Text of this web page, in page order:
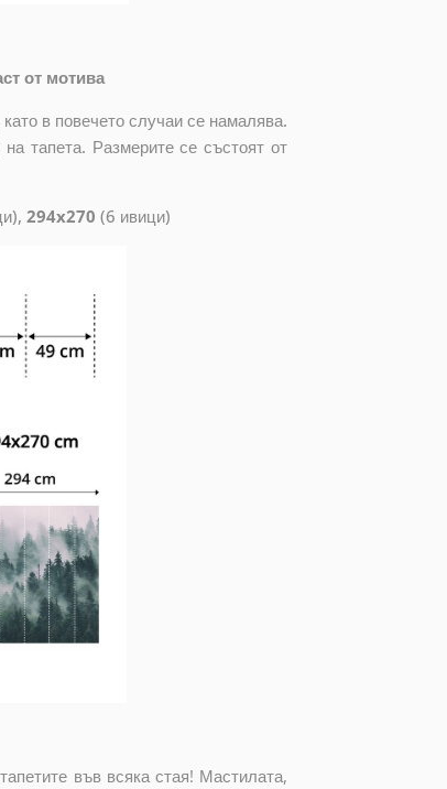
от мотива
в повечето случаи се намалява.
тапета. Размерите се състоят от
294x270 (6 ивици)
във всяка стая! Мастилата,